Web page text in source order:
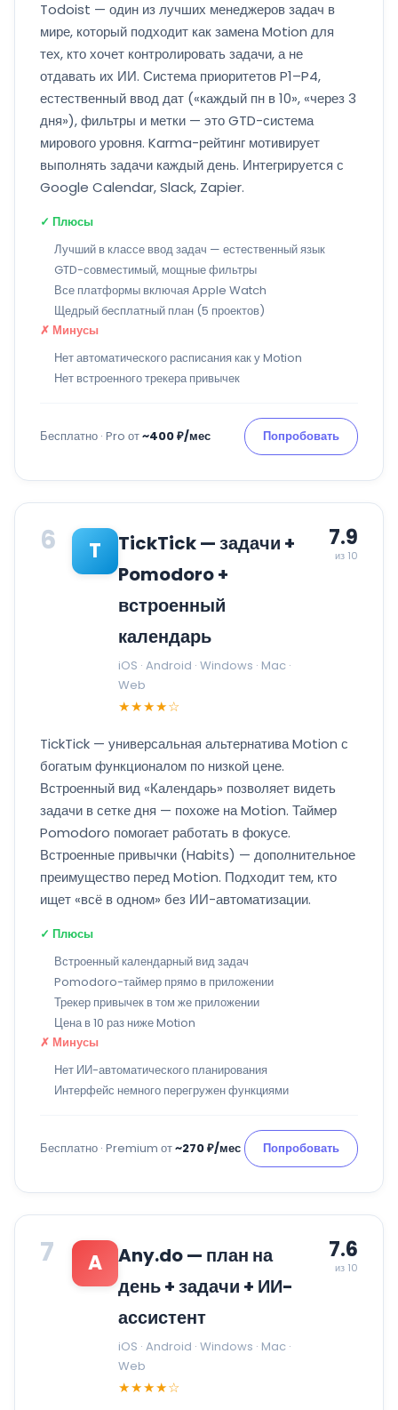
Todoist — один из лучших менеджеров задач в
мире, который подходит как замена Motion для
тех, кто хочет контролировать задачи, а не
отдавать их ИИ. Система приоритетов P1–P4,
естественный ввод дат («каждый пн в 10», «через 3
дня»), фильтры и метки — это GTD-система
мирового уровня. Karma-рейтинг мотивирует
выполнять задачи каждый день. Интегрируется с
Google Calendar, Slack, Zapier.
✓ Плюсы
Лучший в классе ввод задач — естественный язык
GTD-совместимый, мощные фильтры
Все платформы включая Apple Watch
Щедрый бесплатный план (5 проектов)
✗ Минусы
Нет автоматического расписания как у Motion
Нет встроенного трекера привычек
Бесплатно · Pro от~400 ₽/мес Попробовать
6 T
TickTick — задачи +
Pomodoro +
встроенный
календарь
iOS · Android · Windows · Mac ·
Web
★★★★☆
7.9
из 10
TickTick — универсальная альтернатива Motion с
богатым функционалом по низкой цене.
Встроенный вид «Календарь» позволяет видеть
задачи в сетке дня — похоже на Motion. Таймер
Pomodoro помогает работать в фокусе.
Встроенные привычки (Habits) — дополнительное
преимущество перед Motion. Подходит тем, кто
ищет «всё в одном» без ИИ-автоматизации.
✓ Плюсы
Встроенный календарный вид задач
Pomodoro-таймер прямо в приложении
Трекер привычек в том же приложении
Цена в 10 раз ниже Motion
✗ Минусы
Нет ИИ-автоматического планирования
Интерфейс немного перегружен функциями
Бесплатно · Premium от~270 ₽/мес Попробовать
7 A
Any.do — план на
день + задачи + ИИ-
ассистент
iOS · Android · Windows · Mac ·
Web
★★★★☆
7.6
из 10